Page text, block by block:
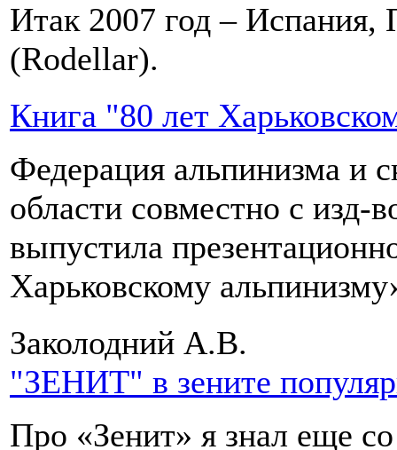
Итак 2007 год – Испания,
(Rodellar).
Книга "80 лет
Федерация альпинизма и
области совместно с изд-
выпустила
Харьковскому
Заколодний А.В.
"ЗЕНИТ" в зените
Про «Зенит» я знал еще